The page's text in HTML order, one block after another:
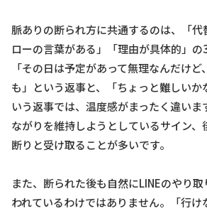
脈ありの断られ方に共通するのは、「代
ローの言葉がある」「理由が具体的」
「その日は予定があって無理なんだけ
も」という返事と、「ちょっと難しい
いう返事では、温度感がまったく違いま
ながりを維持しようとしているサイン、
断りと受け取ることが多いです。
また、断られた後も自然にLINEのやり
われているわけではありません。「行け